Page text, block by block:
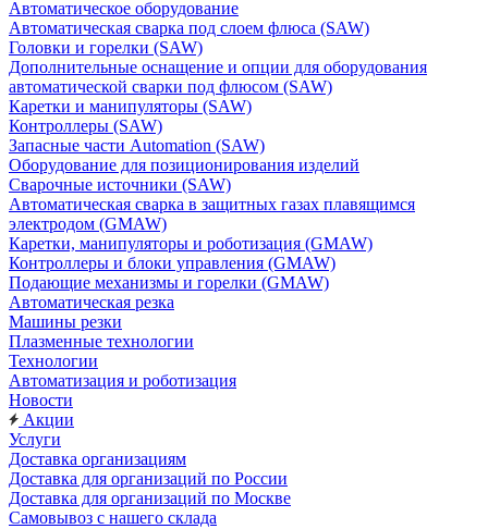
Автоматическое оборудование
Автоматическая сварка под слоем флюса (SAW)
Головки и горелки (SAW)
Дополнительные оснащение и опции для оборудования
автоматической сварки под флюсом (SAW)
Каретки и манипуляторы (SAW)
Контроллеры (SAW)
Запасные части Automation (SAW)
Оборудование для позиционирования изделий
Сварочные источники (SAW)
Автоматическая сварка в защитных газах плавящимся
электродом (GMAW)
Каретки, манипуляторы и роботизация (GMAW)
Контроллеры и блоки управления (GMAW)
Подающие механизмы и горелки (GMAW)
Автоматическая резка
Машины резки
Плазменные технологии
Технологии
Автоматизация и роботизация
Новости
Акции
Услуги
Доставка организациям
Доставка для организаций по России
Доставка для организаций по Москве
Самовывоз с нашего склада